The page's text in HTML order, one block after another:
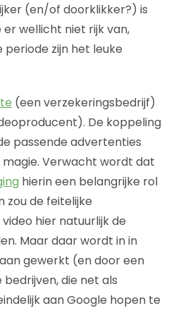
(en/of doorklikker?) is
er wellicht niet rijk van,
zijn het leuke
(een verzekeringsbedrijf)
De koppeling
passende advertenties
Verwacht wordt dat
hierin een belangrijke rol
zou de feitelijke
hier natuurlijk de
Maar daar wordt in in
gewerkt (en door een
die net als
aan Google hopen te